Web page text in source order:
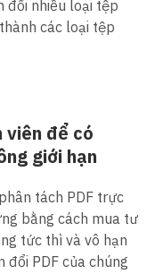
đổi nhiều loại tệp
các loại tệp
viên để có
giới hạn
tách PDF trực
bằng cách mua tư
tức thì và vô hạn
đổi PDF của chúng